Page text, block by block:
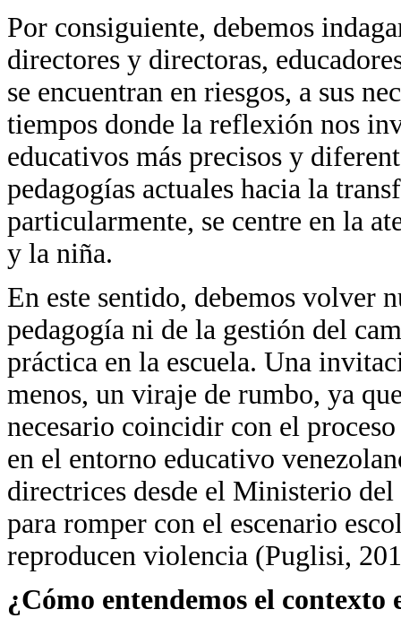
Por consiguiente, debemos
directores y directoras,
se encuentran en riesgos, a sus
tiempos donde la reflexión nos
educativos más precisos y
pedagogías actuales hacia la
particularmente, se centre en la
y la niña.
En este sentido, debemos volver
pedagogía ni de la gestión del
práctica en la escuela. Una
menos, un viraje de rumbo, ya
necesario coincidir con el
en el entorno educativo
directrices desde el Ministerio
para romper con el escenario
reproducen violencia (Puglisi,
¿Cómo entendemos el contexto